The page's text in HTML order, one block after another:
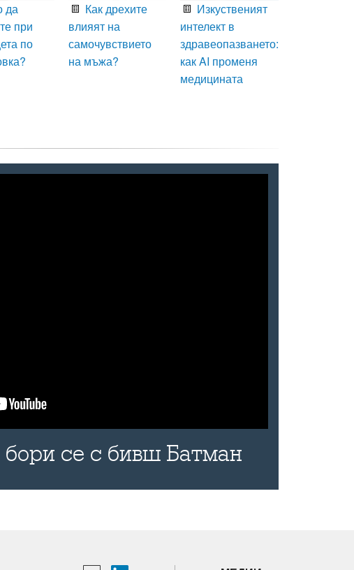
да
при
по
Как дрехите
влияят на
самочувствието
на мъжа?
Изкуственият
интелект в
здравеопазването:
как AI променя
медицината
се с бивш Батман